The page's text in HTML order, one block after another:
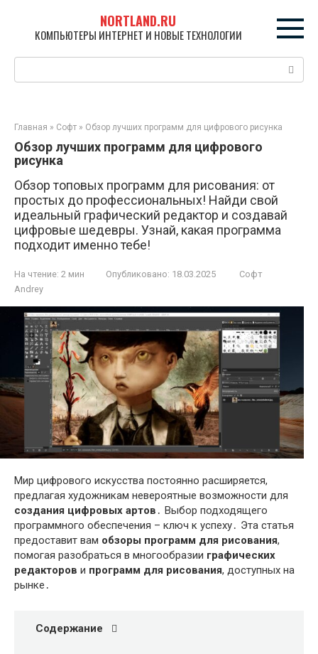
контенту
NORTLAND.RU
КОМПЬЮТЕРЫ ИНТЕРНЕТ И НОВЫЕ ТЕХНОЛОГИИ
Главная » Софт » Обзор лучших программ для цифрового рисунка
Обзор лучших программ для цифрового
рисунка
Обзор топовых программ для рисования: от
простых до профессиональных! Найди свой
идеальный графический редактор и создавай
цифровые шедевры. Узнай, какая программа
подходит именно тебе!
На чтение: 2 мин Опубликовано: 18.03.2025
Софт
Andrey
Мир цифрового искусства постоянно расширяется,
предлагая художникам невероятные возможности для
создания цифровых артов ․ Выбор подходящего
программного обеспечения – ключ к успеху․ Эта статья
предоставит вам обзоры программ для рисования,
помогая разобраться в многообразии графических
редакторов и программ для рисования, доступных на
рынке․
Содержание